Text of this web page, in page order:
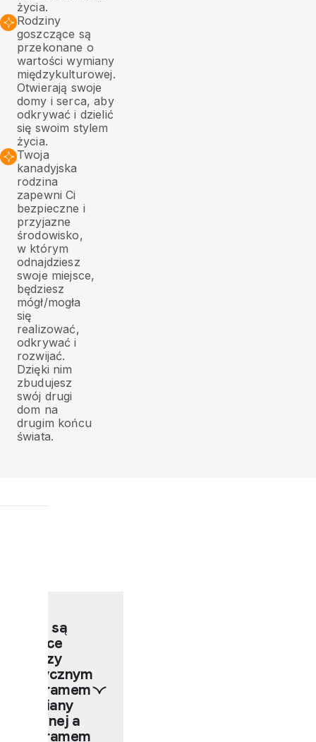
życia.
Rodziny
goszczące są
przekonane o
wartości wymiany
międzykulturowej.
Otwierają swoje
domy i serca, aby
odkrywać i dzielić
się swoim stylem
życia.
Twoja
kanadyjska
rodzina
zapewni Ci
bezpieczne i
przyjazne
środowisko,
w którym
odnajdziesz
swoje miejsce,
będziesz
mógł/mogła
się
realizować,
odkrywać i
rozwijać.
Dzięki nim
zbudujesz
swój drugi
dom na
drugim końcu
świata.
Jakie są
różnice
między
Klasycznym
Programem
Wymiany
Szkolnej a
Programem